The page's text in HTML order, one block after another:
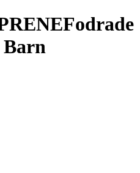
Fodrade